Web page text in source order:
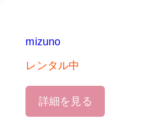
mizuno
レンタル中
詳細を見る